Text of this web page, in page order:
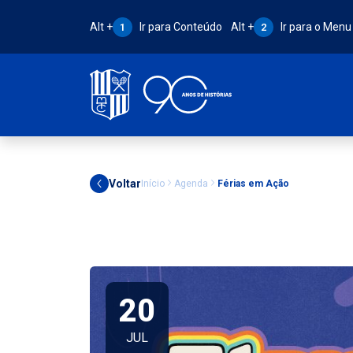
Atalho Alt + 1:
Alt + 1 Ir para Conteúdo Atalho Alt + 2:
Alt + 2 Ir para o Menu
Voltar Início Agenda Férias em Ação
20
JUL